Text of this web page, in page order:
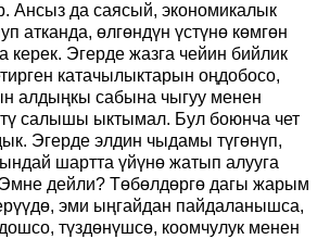
Ансыз да саясый, экономикалык
атканда, өлгөндүн үстүнө көмгөн
керек. Эгерде жазга чейин бийлик
катачылыктарын оңдобосо,
алдыңкы сабына чыгуу менен
салышы ыктымал. Бул боюнча чет
Эгерде элдин чыдамы түгөнүп,
шартта үйүнө жатып алууга
дейли? Төбөлдөргө дагы жарым
эми ыңгайдан пайдаланышса,
түздөнүшсө, коомчулук менен